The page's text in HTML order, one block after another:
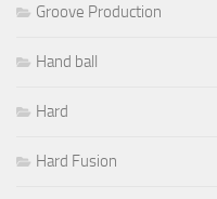
Groove Production
Hand ball
Hard
Hard Fusion